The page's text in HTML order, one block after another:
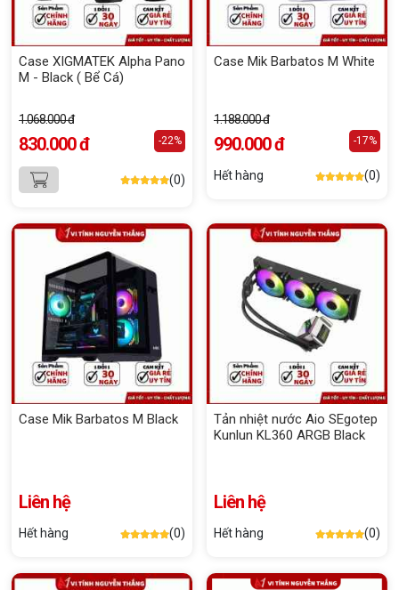
Case XIGMATEK Alpha Pano
M - Black ( Bể Cá)
1.068.000 đ
830.000 đ -22%
(0)
Case Mik Barbatos M White
1.188.000 đ
990.000 đ -17%
Hết hàng (0)
Case Mik Barbatos M Black
Liên hệ
Hết hàng (0)
Tản nhiệt nước Aio SEgotep
Kunlun KL360 ARGB Black
Liên hệ
Hết hàng (0)